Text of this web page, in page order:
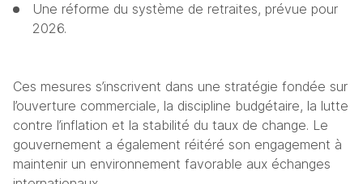
Une réforme du système de retraites, prévue pour
2026.
Ces mesures s’inscrivent dans une stratégie fondée sur
l’ouverture commerciale, la discipline budgétaire, la lutte
contre l’inflation et la stabilité du taux de change. Le
gouvernement a également réitéré son engagement à
maintenir un environnement favorable aux échanges